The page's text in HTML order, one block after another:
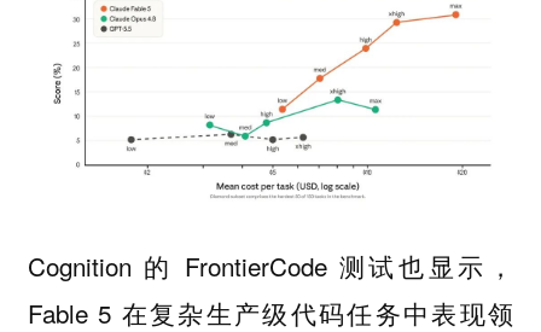
Cognition 的 FrontierCode 测试也显示，
Fable 5 在复杂生产级代码任务中表现领